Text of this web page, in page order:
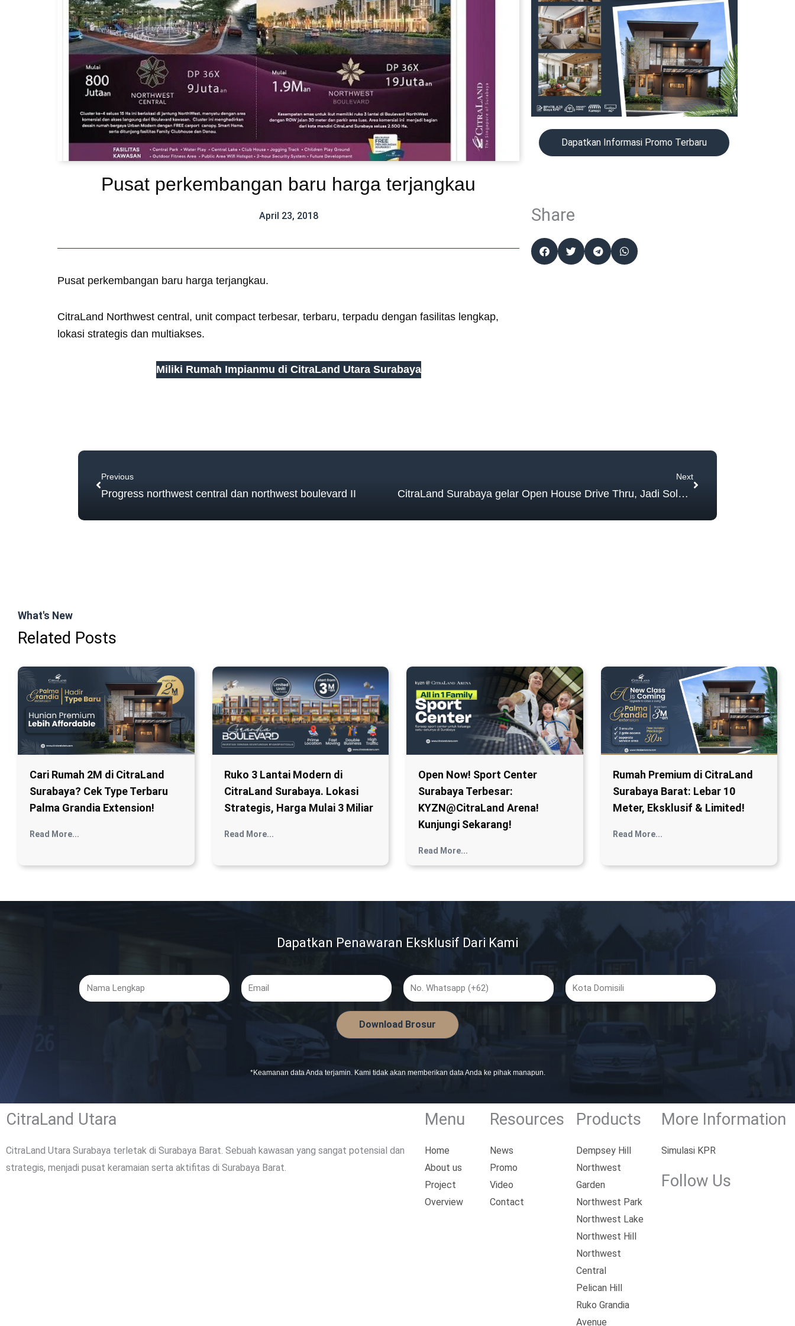
Pusat perkembangan baru harga terjangkau
April 23, 2018
Pusat perkembangan baru harga terjangkau.
CitraLand Northwest central, unit compact terbesar, terbaru, terpadu dengan fasilitas lengkap,
lokasi strategis dan multiakses.
Miliki Rumah Impianmu di CitraLand Utara Surabaya
Dapatkan Informasi Promo Terbaru
Share
Previous
Progress northwest central dan northwest boulevard II
Next
CitraLand Surabaya gelar Open House Drive Thru, Jadi Solusi pemasaran di Tengah Pandemi
What's New
Related Posts
Cari Rumah 2M di CitraLand
Surabaya? Cek Type Terbaru
Palma Grandia Extension!
Read More...
Ruko 3 Lantai Modern di
CitraLand Surabaya. Lokasi
Strategis, Harga Mulai 3 Miliar
Read More...
Open Now! Sport Center
Surabaya Terbesar:
KYZN@CitraLand Arena!
Kunjungi Sekarang!
Read More...
Rumah Premium di CitraLand
Surabaya Barat: Lebar 10
Meter, Eksklusif & Limited!
Read More...
Dapatkan Penawaran Eksklusif Dari Kami
Nama
Lengkap
Email
No.
Whatsapp
Kota
Domisili
Download Brosur
*Keamanan data Anda terjamin. Kami tidak akan memberikan data Anda ke pihak manapun.
CitraLand Utara
CitraLand Utara Surabaya terletak di Surabaya Barat. Sebuah kawasan yang sangat potensial dan
strategis, menjadi pusat keramaian serta aktifitas di Surabaya Barat.
Menu
Home
About us
Project
Overview
Resources
News
Promo
Video
Contact
Products
Dempsey Hill
Northwest
Garden
Northwest Park
Northwest Lake
Northwest Hill
Northwest
Central
Pelican Hill
Ruko Grandia
Avenue
More Information
Simulasi KPR
Follow Us